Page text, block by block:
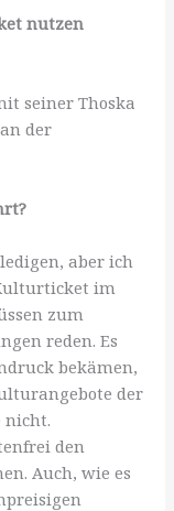
nutzen
seiner Thoska
der
aber ich
im
zum
reden. Es
bekämen,
der
nicht.
den
Auch, wie es